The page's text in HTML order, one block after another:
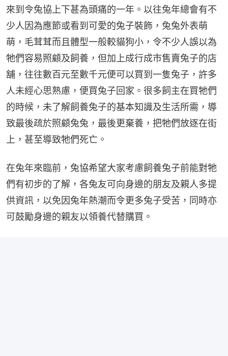
來到令兔協上下甚為頭痛的一年。以往兔年總會有不
少人因為應節或看到可愛的兔子裝飾，兔兔外表萌
萌，毛茸茸而且體型一般較貓狗小，令不少人誤以為
牠們容易照顧及飼養，但加上成行成市售賣兔子的店
舖，往往數百元至數千元便可以買到一隻兔子，許多
人未經心思熟慮，便買兔子回家。很多飼主在買牠們
的時候，未了解飼養兔子的基本知識及生活所需，導
致最後疏於照顧兔兔，最後更棄養，把牠們放逐在街
上，甚至導致牠們死亡。
在兔年來臨前，兔協希望大家考慮飼養兔子前能對牠
們有初步的了解，各兔友可向身邊的朋友及親人多提
供資訊，以免因兔年熱潮而令更多兔子受苦，同時亦
可鼓勵身邊的親友以領養代替購買。